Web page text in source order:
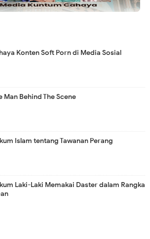
Konten Soft Porn di Media Sosial
Man Behind The Scene
Islam tentang Tawanan Perang
Laki-Laki Memakai Daster dalam Rangka